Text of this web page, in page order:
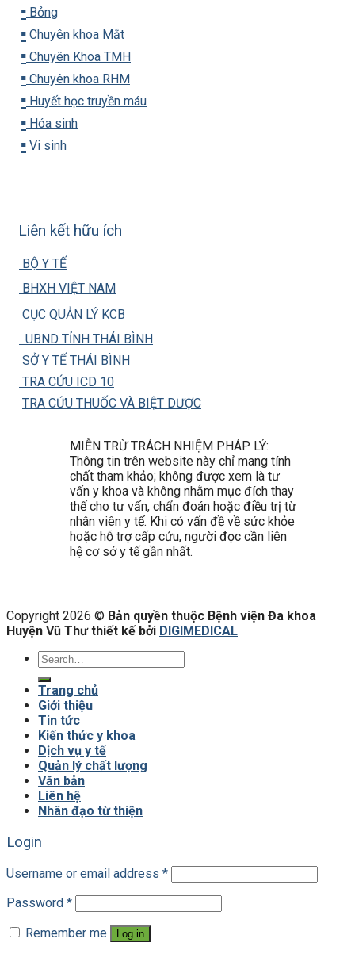
▪️ Bỏng
▪️ Chuyên khoa Mắt
▪️ Chuyên Khoa TMH
▪️ Chuyên khoa RHM
▪️ Huyết học truyền máu
▪️ Hóa sinh
▪️ Vi sinh
Liên kết hữu ích
BỘ Y TẾ
BHXH VIỆT NAM
CỤC QUẢN LÝ KCB
UBND TỈNH THÁI BÌNH
SỞ Y TẾ THÁI BÌNH
TRA CỨU ICD 10
TRA CỨU THUỐC VÀ BIỆT DƯỢC
MIỄN TRỪ TRÁCH NHIỆM PHÁP LÝ:
Thông tin trên website này chỉ mang tính
chất tham khảo; không được xem là tư
vấn y khoa và không nhằm mục đích thay
thế cho tư vấn, chẩn đoán hoặc điều trị từ
nhân viên y tế. Khi có vấn đề về sức khỏe
hoặc hỗ trợ cấp cứu, người đọc cần liên
hệ cơ sở y tế gần nhất.
Copyright 2026 © Bản quyền thuộc Bệnh viện Đa khoa
Huyện Vũ Thư thiết kế bởi DIGIMEDICAL
Trang chủ
Giới thiệu
Tin tức
Kiến thức y khoa
Dịch vụ y tế
Quản lý chất lượng
Văn bản
Liên hệ
Nhân đạo từ thiện
Login
Username or email address *
Password *
Remember me
Log in